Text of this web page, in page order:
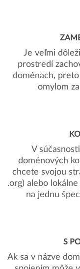
Je veľmi
prostredí
doménach,
omylom
V
doménových
chcete svojou
.org) alebo
na jednu
S
Ak sa v názve